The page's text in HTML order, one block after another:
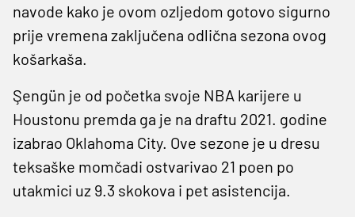
navode kako je ovom ozljedom gotovo sigurno
prije vremena zaključena odlična sezona ovog
košarkaša.
Şengün je od početka svoje NBA karijere u
Houstonu premda ga je na draftu 2021. godine
izabrao Oklahoma City. Ove sezone je u dresu
teksaške momčadi ostvarivao 21 poen po
utakmici uz 9.3 skokova i pet asistencija.